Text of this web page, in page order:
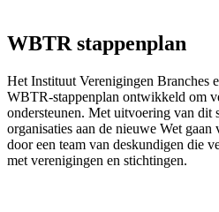
WBTR stappenplan
Het Instituut Verenigingen Branches
WBTR-stappenplan ontwikkeld om
ondersteunen. Met uitvoering van dit
organisaties aan de nieuwe Wet
door een team van deskundigen die
met verenigingen en stichtingen.